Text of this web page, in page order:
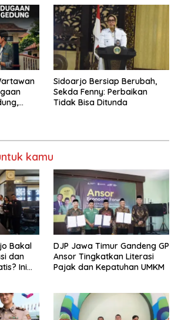
Sidoarjo Bersiap Berubah,
Sekda Fenny: Perbaikan
Tidak Bisa Ditunda
kamu
Bakal
dan
Ini
DJP Jawa Timur Gandeng GP
Ansor Tingkatkan Literasi
Pajak dan Kepatuhan UMKM